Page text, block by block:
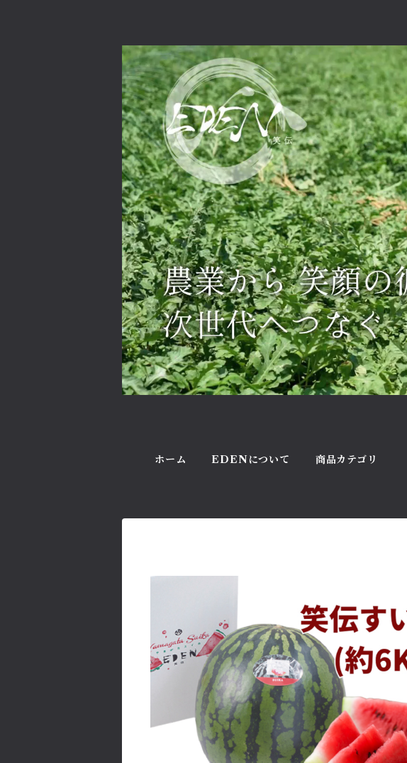
ホーム EDENについて 商品カテゴリ